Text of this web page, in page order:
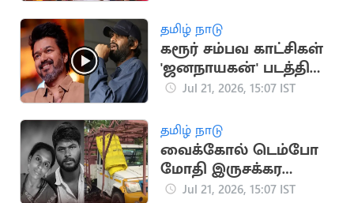
பெறத் திட்டம்
தமிழ் நாடு
கரூர் சம்பவ காட்சிகள்
'ஜனநாயகன்' படத்தில்
பயன்படுத்தப்பட்டதா?
Jul 21, 2026, 15:07 IST
தமிழ் நாடு
வைக்கோல் டெம்போ
மோதி இருசக்கர
வாகனத்தில் சென்ற
Jul 21, 2026, 15:07 IST